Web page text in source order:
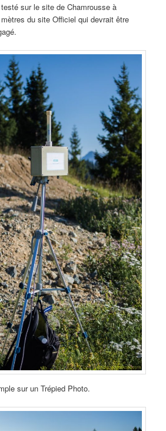
sur le site de Chamrousse à
du site Officiel qui devrait être
sur un Trépied Photo.